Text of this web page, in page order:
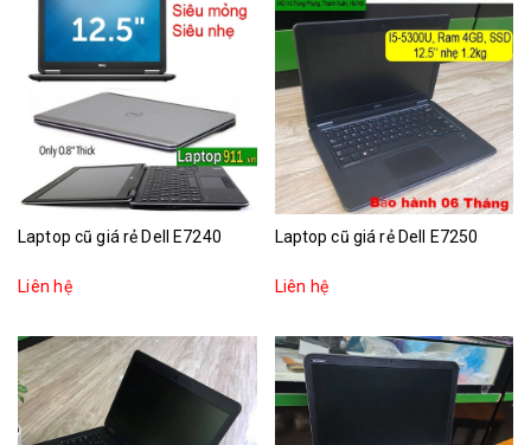
Laptop cũ giá rẻ Dell E7240
Liên hệ
Laptop cũ giá rẻ Dell E7250
Liên hệ